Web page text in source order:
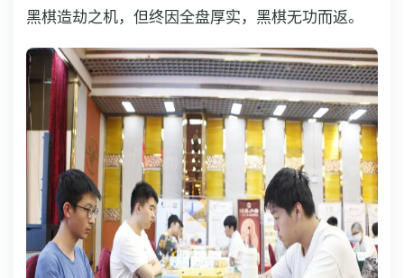
黑棋造劫之机，但终因全盘厚实，黑棋无功而返。